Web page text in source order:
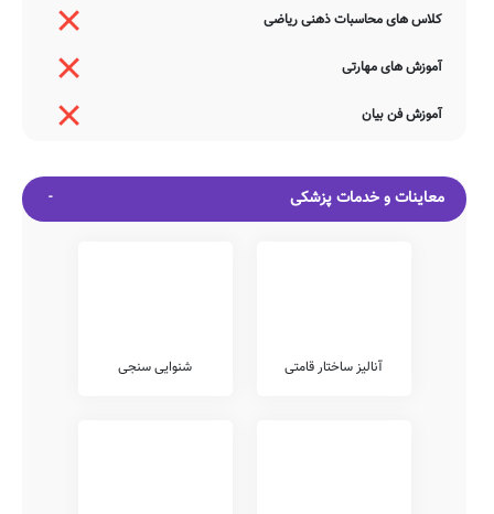
کلاس های محاسبات ذهنی ریاضی
آموزش های مهارتی
آموزش فن بیان
معاینات و خدمات پزشکی
آنالیز ساختار قامتی شنوایی سنجی